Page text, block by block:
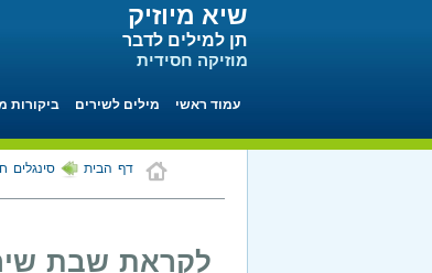
שיא מיוזיק
תן למילים לדבר
מוזיקה חסידית
עמוד ראשי מילים לשירים ביקורות
דף הבית סינגלים
לקראת שבת